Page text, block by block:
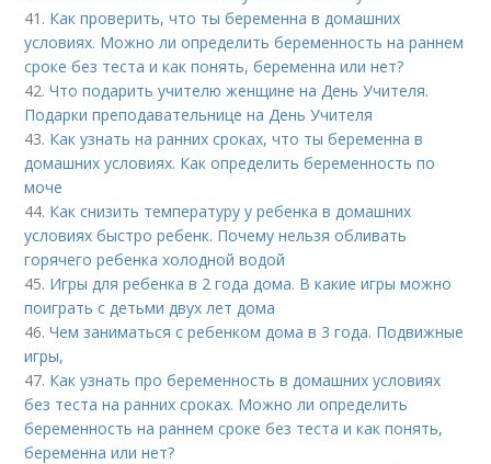
41. Как проверить, что ты беременна в домашних
условиях. Можно ли определить беременность на раннем
сроке без теста и как понять, беременна или нет?
42.Что подарить учителю женщине на День Учителя.
Подарки преподавательнице на День Учителя
43. Как узнать на ранних сроках, что ты беременна в
домашних условиях. Как определить беременность по
моче
44. Как снизить температуру у ребенка в домашних
условиях быстро ребенк. Почему нельзя обливать
горячего ребенка холодной водой
45. Игры для ребенка в 2 года дома. В какие игры можно
поиграть с детьми двух лет дома
46.Чем заниматься с ребенком дома в 3 года. Подвижные
игры,
47. Как узнать про беременность в домашних условиях
без теста на ранних сроках. Можно ли определить
беременность на раннем сроке без теста и как понять,
беременна или нет?